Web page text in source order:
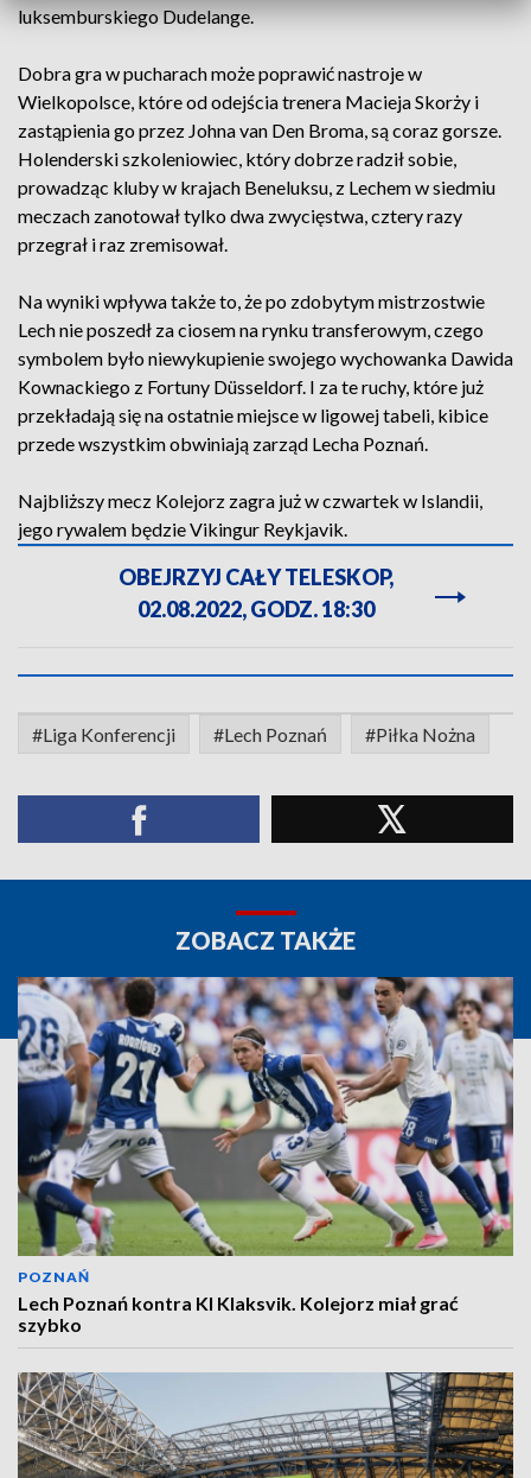
luksemburskiego Dudelange.
Dobra gra w pucharach może poprawić nastroje w
Wielkopolsce, które od odejścia trenera Macieja Skorży i
zastąpienia go przez Johna van Den Broma, są coraz gorsze.
Holenderski szkoleniowiec, który dobrze radził sobie,
prowadząc kluby w krajach Beneluksu, z Lechem w siedmiu
meczach zanotował tylko dwa zwycięstwa, cztery razy
przegrał i raz zremisował.
Na wyniki wpływa także to, że po zdobytym mistrzostwie
Lech nie poszedł za ciosem na rynku transferowym, czego
symbolem było niewykupienie swojego wychowanka Dawida
Kownackiego z Fortuny Düsseldorf. I za te ruchy, które już
przekładają się na ostatnie miejsce w ligowej tabeli, kibice
przede wszystkim obwiniają zarząd Lecha Poznań.
Najbliższy mecz Kolejorz zagra już w czwartek w Islandii,
jego rywalem będzie Vikingur Reykjavik.
OBEJRZYJ CAŁY TELESKOP,
02.08.2022, GODZ. 18:30
#Liga Konferencji #Lech Poznań #Piłka Nożna
ZOBACZ TAKŻE
POZNAŃ
Lech Poznań kontra KI Klaksvik. Kolejorz miał grać
szybko